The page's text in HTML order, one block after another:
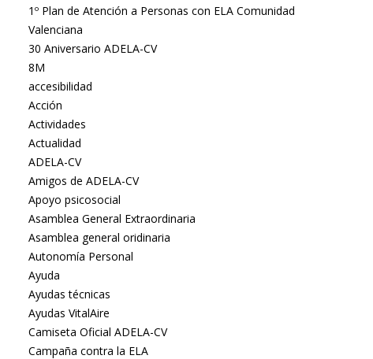
1º Plan de Atención a Personas con ELA Comunidad
Valenciana
30 Aniversario ADELA-CV
8M
accesibilidad
Acción
Actividades
Actualidad
ADELA-CV
Amigos de ADELA-CV
Apoyo psicosocial
Asamblea General Extraordinaria
Asamblea general oridinaria
Autonomía Personal
Ayuda
Ayudas técnicas
Ayudas VitalAire
Camiseta Oficial ADELA-CV
Campaña contra la ELA